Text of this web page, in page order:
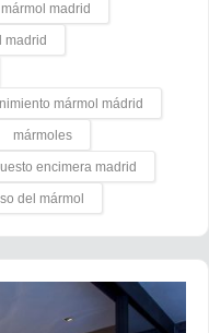
madrid
madrid
mármol mádrid
mármoles
encimera madrid
del mármol